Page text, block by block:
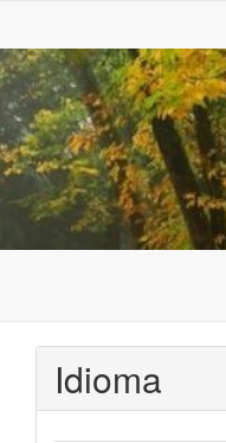
Idioma